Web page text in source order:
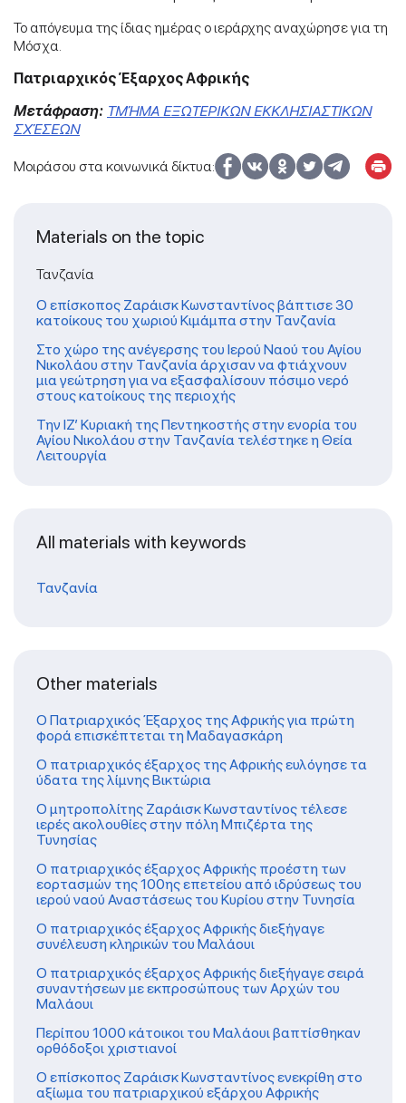
Το απόγευμα της ίδιας ημέρας ο ιεράρχης αναχώρησε για τη
Μόσχα.
Πατριαρχικός Έξαρχος Αφρικής
Μετάφραση: ΤΜΉΜΑ ΕΞΩΤΕΡΙΚΩΝ ΕΚΚΛΗΣΙΑΣΤΙΚΩΝ
ΣΧΈΣΕΩΝ
Μοιράσου στα κοινωνικά δίκτυα:
Materials on the topic
Τανζανία
Ο επίσκοπος Ζαράισκ Κωνσταντίνος βάπτισε 30
κατοίκους του χωριού Κιμάμπα στην Τανζανία
Στο χώρο της ανέγερσης του Ιερού Ναού του Αγίου
Νικολάου στην Τανζανία άρχισαν να φτιάχνουν
μια γεώτρηση για να εξασφαλίσουν πόσιμο νερό
στους κατοίκους της περιοχής
Την ΙΖ’ Κυριακή της Πεντηκοστής στην ενορία του
Αγίου Νικολάου στην Τανζανία τελέστηκε η Θεία
Λειτουργία
All materials with keywords
Τανζανία
Other materials
Ο Πατριαρχικός Έξαρχος της Αφρικής για πρώτη
φορά επισκέπτεται τη Μαδαγασκάρη
Ο πατριαρχικός έξαρχος της Αφρικής ευλόγησε τα
ύδατα της λίμνης Βικτώρια
Ο μητροπολίτης Ζαράισκ Κωνσταντίνος τέλεσε
ιερές ακολουθίες στην πόλη Μπιζέρτα της
Τυνησίας
Ο πατριαρχικός έξαρχος Αφρικής προέστη των
εορτασμών της 100ης επετείου από ιδρύσεως του
ιερού ναού Αναστάσεως του Κυρίου στην Τυνησία
Ο πατριαρχικός έξαρχος Αφρικής διεξήγαγε
συνέλευση κληρικών του Μαλάουι
O πατριαρχικός έξαρχος Αφρικής διεξήγαγε σειρά
συναντήσεων με εκπροσώπους των Αρχών του
Μαλάουι
Περίπου 1000 κάτοικοι του Μαλάουι βαπτίσθηκαν
ορθόδοξοι χριστιανοί
Ο επίσκοπος Ζαράισκ Κωνσταντίνος ενεκρίθη στο
αξίωμα του πατριαρχικού εξάρχου Αφρικής